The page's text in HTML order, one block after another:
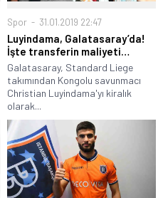
Spor 31.01.2019 22:47
Luyindama, Galatasaray’da!
İşte transferin maliyeti…
Galatasaray, Standard Liege
takımından Kongolu savunmacı
Christian Luyindama'yı kiralık
olarak...